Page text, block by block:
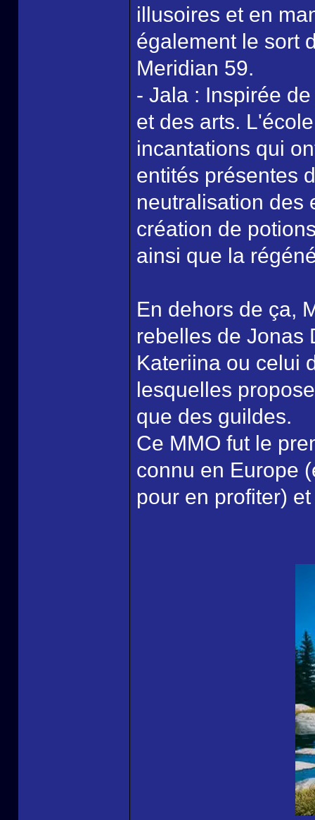
illusoires et en
également le sort
Meridian 59.
- Jala : Inspirée
et des arts.
incantations qui
entités présentes
neutralisation des
création de
ainsi que la
En dehors de ça,
rebelles de Jonas
Kateriina ou celui
lesquelles
que des guildes.
Ce MMO fut le
connu en Europe
pour en profiter)